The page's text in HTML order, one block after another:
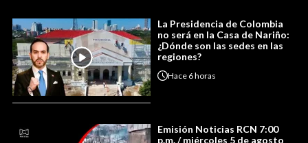
La Presidencia de Colombia
no será en la Casa de Nariño:
¿Dónde son las sedes en las
regiones?
Hace 6 horas
Emisión Noticias RCN 7:00
p.m. / miércoles 5 de agosto